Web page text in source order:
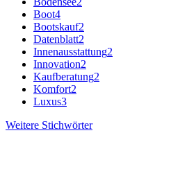
Boot4
Bootskauf2
Datenblatt2
Innenausstattung2
Innovation2
Kaufberatung2
Komfort2
Luxus3
Weitere Stichwörter